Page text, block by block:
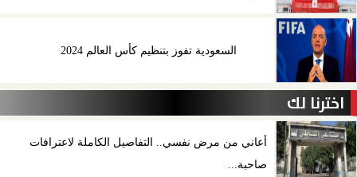
السعودية تفوز بتنظيم كأس العالم 2024
اخترنا لك
أعاني من مرض نفسي.. التفاصيل الكاملة لاعترافات
صاحبة...